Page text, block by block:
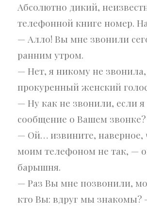
Абсолютно дикий,
телефонной книге номер.
— Алло! Вы мне звонили
ранним утром.
— Нет, я никому не
прокуренный женский
— Ну как не звонили, если
сообщение о Вашем звонке?
— Ой… извините, наверное,
моим телефоном не так, —
барышня.
— Раз Вы мне позвонили,
кто Вы: вдруг мы знакомы?